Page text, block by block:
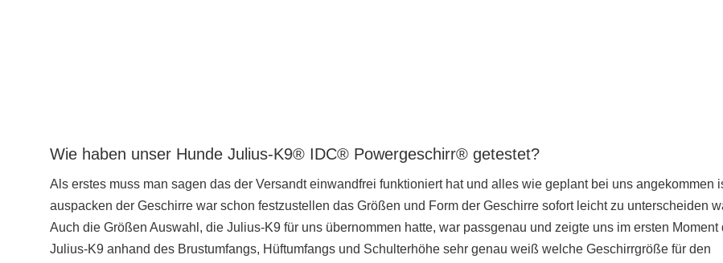
Wie haben unser Hunde Julius-K9® IDC® Powergeschirr® getestet?
Als erstes muss man sagen das der Versandt einwandfrei funktioniert hat und alles wie geplant bei uns angekommen
auspacken der Geschirre war schon festzustellen das Größen und Form der Geschirre sofort leicht zu unterscheiden
Auch die Größen Auswahl, die Julius-K9 für uns übernommen hatte, war passgenau und zeigte uns im ersten Moment
Julius-K9 anhand des Brustumfangs, Hüftumfangs und Schulterhöhe sehr genau weiß welche Geschirrgröße für den